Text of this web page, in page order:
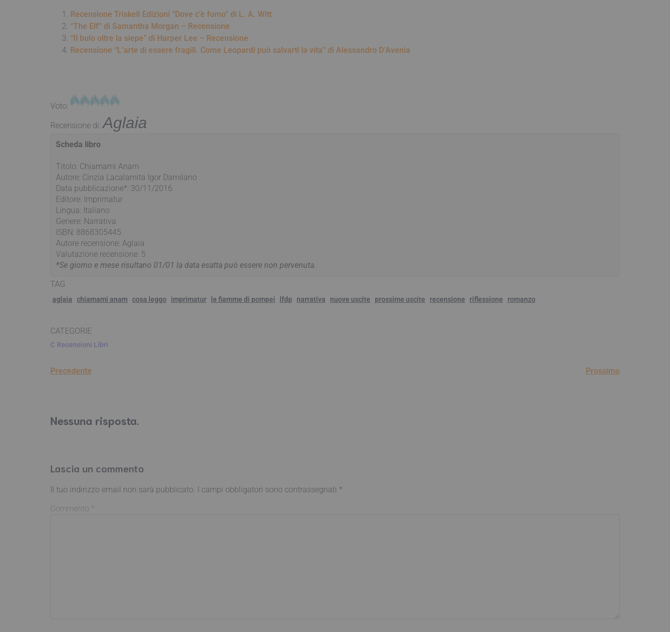
Recensione Triskell Edizioni “Dove c’è fumo” di L. A. Witt
“The Elf” di Samantha Morgan – Recensione
“Il buio oltre la siepe” di Harper Lee – Recensione
Recensione “L’arte di essere fragili. Come Leopardi può salvarti la vita” di Alessandro D’Avenia
Voto:
Recensione di:Aglaia
Scheda libro
Titolo: Chiamami Anam
Autore: Cinzia Lacalamita Igor Damilano
Data pubblicazione*: 30/11/2016
Editore: Imprimatur
Lingua: Italiano
Genere: Narrativa
ISBN: 8868305445
Autore recensione: Aglaia
Valutazione recensione: 5
*Se giorno e mese risultano 01/01 la data esatta può essere non pervenuta.
TAG
aglaia chiamami anam cosa leggo imprimatur le fiamme di pompei lfdp narrativa nuove uscite prossime uscite recensione riflessione romanzo
CATEGORIE
C Recensioni Libri
Precedente Prossimo
Nessuna risposta.
Lascia un commento
Il tuo indirizzo email non sarà pubblicato. I campi obbligatori sono contrassegnati *
Commento *